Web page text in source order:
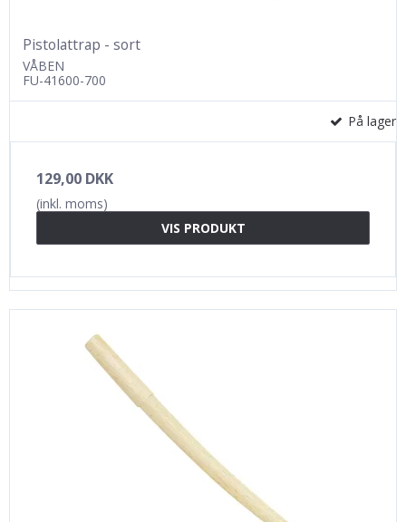
Pistolattrap - sort
VÅBEN
FU-41600-700
På lager
129,00 DKK
(inkl. moms)
VIS PRODUKT